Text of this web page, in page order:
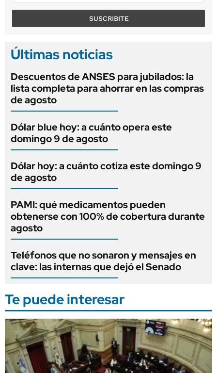
SUSCRIBITE
Últimas noticias
Descuentos de ANSES para jubilados: la
lista completa para ahorrar en las compras
de agosto
Dólar blue hoy: a cuánto opera este
domingo 9 de agosto
Dólar hoy: a cuánto cotiza este domingo 9
de agosto
PAMI: qué medicamentos pueden
obtenerse con 100% de cobertura durante
agosto
Teléfonos que no sonaron y mensajes en
clave: las internas que dejó el Senado
Te puede interesar